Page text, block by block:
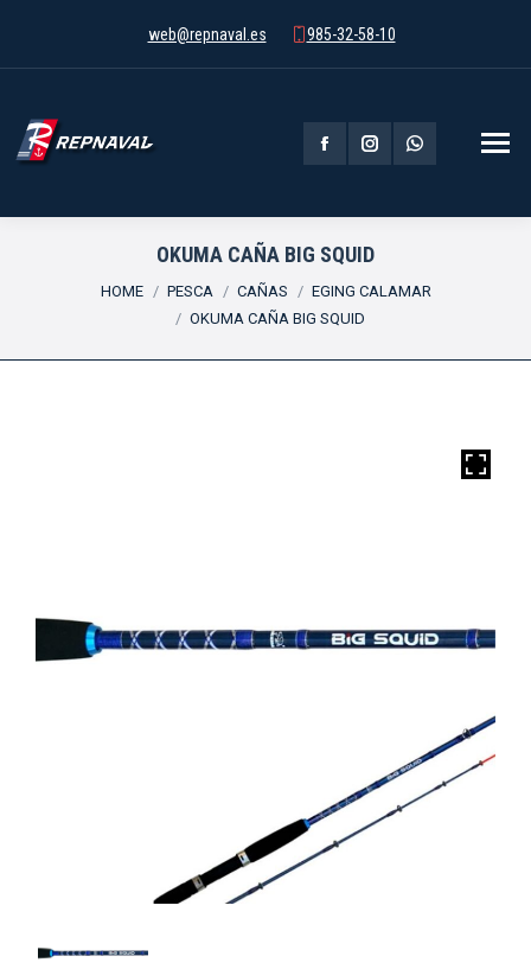
web@repnaval.es 985-32-58-10
Facebook
opens
in
new
Instagram
opens
in
Whatsapp
in
OKUMA CAÑA BIG SQUID
You are here:
HOME PESCA CAÑAS
EGING CALAMAR
OKUMA CAÑA BIG SQUID